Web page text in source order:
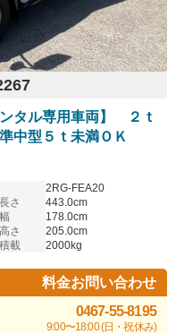
タル専用車両】 ２ｔ
中型５ｔ未満ＯＫ
2RG-FEA20
さ
443.0cm
178.0cm
さ
205.0cm
載
2000kg
料金お問い合わせ
0467-55-8195
9:00〜18:00 (日・祝休み)